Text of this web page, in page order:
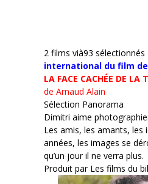
2 films vià93 sélectionnés
international du film
LA FACE CACHÉE DE LA
de Arnaud Alain
Sélection Panorama
Dimitri aime
Les amis, les amants, les
années, les images se
qu’un jour il ne verra plus.
Produit par Les films du